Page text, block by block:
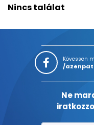
Nincs találat
Kövessen
/
Ne